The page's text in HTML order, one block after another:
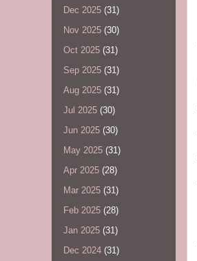
Dec 2025 (31)
Nov 2025 (30)
Oct 2025 (31)
Sep 2025 (31)
Aug 2025 (31)
Jul 2025 (30)
Jun 2025 (30)
May 2025 (31)
Apr 2025 (28)
Mar 2025 (31)
Feb 2025 (28)
Jan 2025 (31)
Dec 2024 (31)